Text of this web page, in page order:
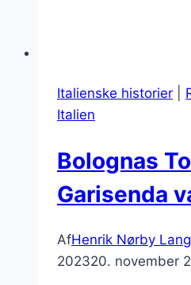
Italienske historier
Italien
Bolognas
Garisenda
AfHenrik Nørby
202320. november